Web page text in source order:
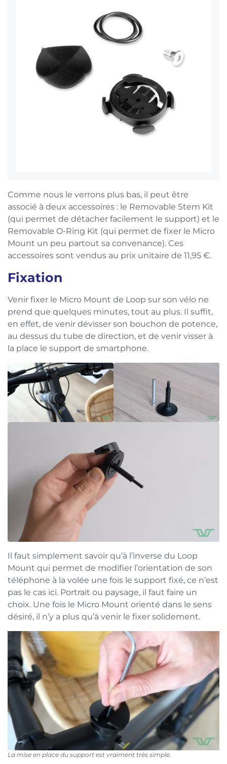
Comme nous le verrons plus bas, il peut être
associé à deux accessoires : le Removable Stem Kit
(qui permet de détacher facilement le support) et le
Removable O-Ring Kit (qui permet de fixer le Micro
Mount un peu partout sa convenance). Ces
accessoires sont vendus au prix unitaire de 11,95 €.
Fixation
Venir fixer le Micro Mount de Loop sur son vélo ne
prend que quelques minutes, tout au plus. Il suffit,
en effet, de venir dévisser son bouchon de potence,
au dessus du tube de direction, et de venir visser à
la place le support de smartphone.
Il faut simplement savoir qu’à l’inverse du Loop
Mount qui permet de modifier l’orientation de son
téléphone à la volée une fois le support fixé, ce n’est
pas le cas ici. Portrait ou paysage, il faut faire un
choix. Une fois le Micro Mount orienté dans le sens
désiré, il n’y a plus qu’à venir le fixer solidement.
La mise en place du support est vraiment très simple.